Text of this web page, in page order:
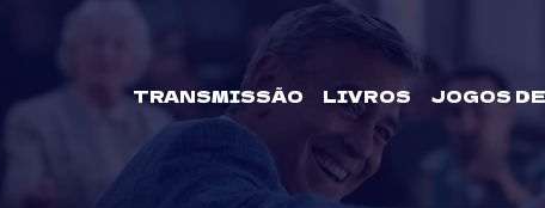
TRANSMISSÃO LIVROS JOGOS